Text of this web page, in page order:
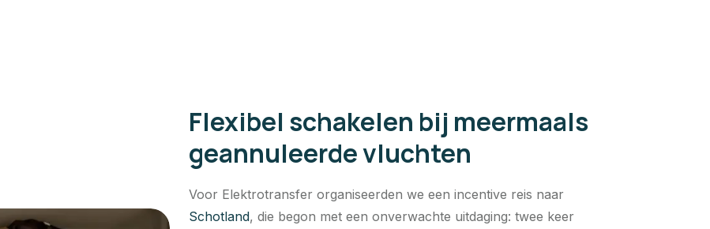
Flexibel schakelen bij meermaals
geannuleerde vluchten
Voor Elektrotransfer organiseerden we een incentive reis naar
Schotland, die begon met een onverwachte uitdaging: twee keer